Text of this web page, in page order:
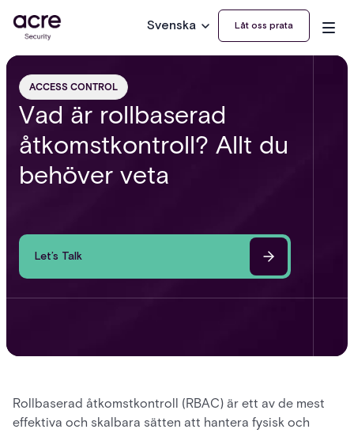
Svenska Låt oss prata
ACCESS CONTROL
Vad är rollbaserad
åtkomstkontroll? Allt du
behöver veta
Let’s Talk
Rollbaserad åtkomstkontroll (RBAC) är ett av de mest
effektiva och skalbara sätten att hantera fysisk och